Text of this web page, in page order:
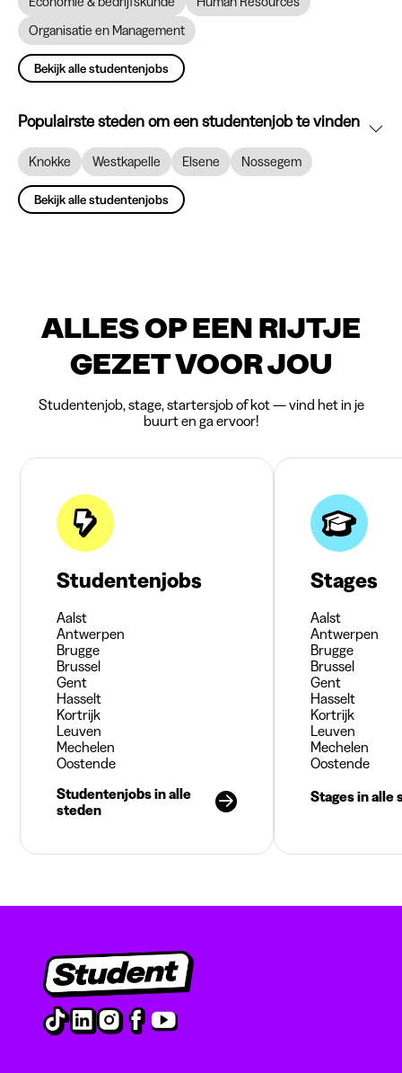
Organisatie en Management
Bekijk alle studentenjobs
Populairste steden om een studentenjob te vinden
Knokke Westkapelle Elsene Nossegem
Bekijk alle studentenjobs
ALLES OP EEN RIJTJE
GEZET VOOR JOU
Studentenjob, stage, startersjob of kot — vind het in je
buurt en ga ervoor!
Studentenjobs
Aalst
Antwerpen
Brugge
Brussel
Gent
Hasselt
Kortrijk
Leuven
Mechelen
Oostende
Studentenjobs in alle
steden
Stages
Aalst
Antwerpen
Brugge
Brussel
Gent
Hasselt
Kortrijk
Leuven
Mechelen
Oostende
Stages in alle